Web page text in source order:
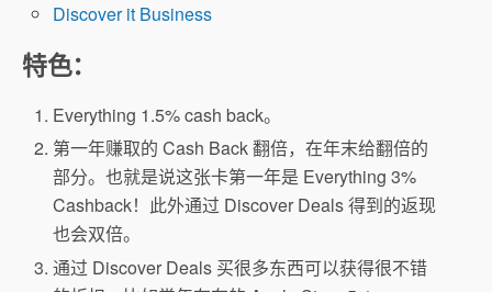
Discover it Business
特色：
Everything 1.5% cash back。
第一年赚取的 Cash Back 翻倍，在年末给翻倍的
部分。也就是说这张卡第一年是 Everything 3%
Cashback！此外通过 Discover Deals 得到的返现
也会双倍。
通过 Discover Deals 买很多东西可以获得很不错